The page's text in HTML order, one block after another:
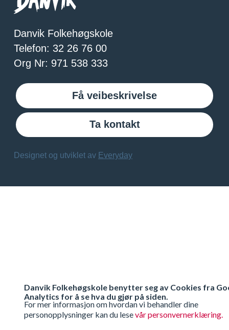
Danvik Folkehøgskole benytter seg av Cookies fra
Analytics for å se hva du gjør på siden.
For mer informasjon om hvordan vi behandler dine
personopplysninger kan du lesevår personvernerklæring.
Danvik Folkehøgskole
Telefon: 32 26 76 00
Org Nr: 971 538 333
Få veibeskrivelse
Ta kontakt
Designet og utviklet av Everyday